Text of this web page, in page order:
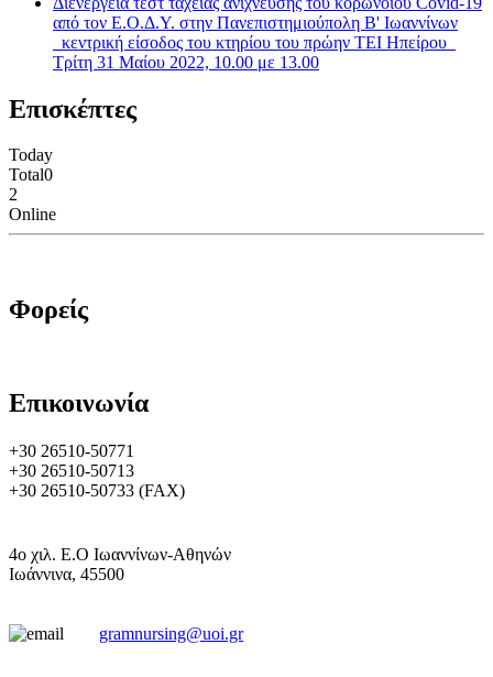
από τον Ε.Ο.Δ.Υ. στην Πανεπιστημιούπολη B' Ιωαννίνων
_κεντρική είσοδος του κτηρίου του πρώην ΤΕΙ Ηπείρου_
Τρίτη 31 Μαίου 2022, 10.00 με 13.00
Επισκέπτες
Today
Total0
2
Online
Φορείς
Επικοινωνία
+30 26510-50771
+30 26510-50713
+30 26510-50733 (FAX)
4o χιλ. Ε.Ο Ιωαννίνων-Αθηνών
Ιωάννινα, 45500
gramnursing@uoi.gr